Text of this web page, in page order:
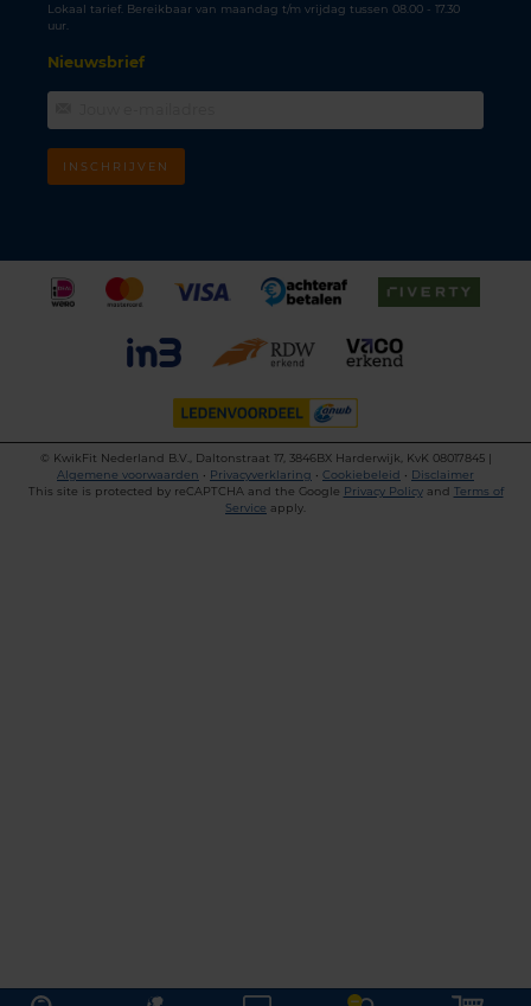
Lokaal tarief. Bereikbaar van maandag t/m vrijdag tussen 08.00 - 17.30
uur.
Nieuwsbrief
INSCHRIJVEN
©
KwikFit Nederland B.V., Daltonstraat 17, 3846BX Harderwijk, KvK 08017845 |
Algemene voorwaarden • Privacyverklaring • Cookiebeleid • Disclaimer
This site is protected by reCAPTCHA and the Google Privacy Policyand Terms of
Service apply.